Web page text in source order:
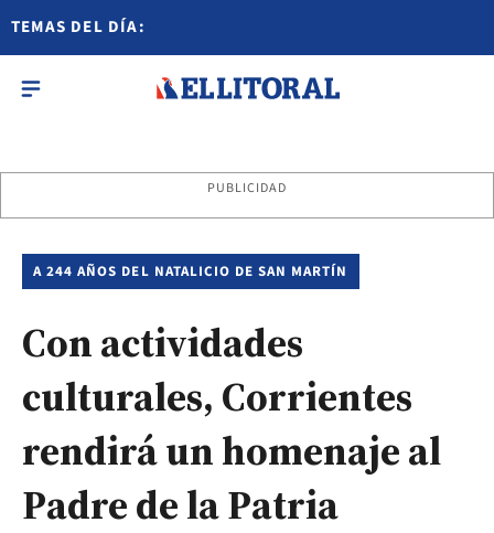
TEMAS DEL DÍA:
PUBLICIDAD
A 244 AÑOS DEL NATALICIO DE SAN MARTÍN
Con actividades
culturales, Corrientes
rendirá un homenaje al
Padre de la Patria